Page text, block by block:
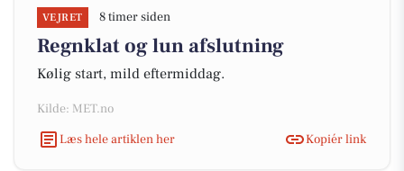
VEJRET 8 timer siden
Regnklat og lun afslutning
Kølig start, mild eftermiddag.
Kilde: MET.no
Læs hele artiklen her
Kopiér link